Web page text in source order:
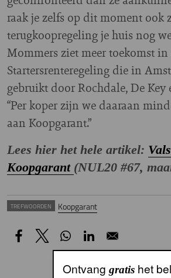
raak je zelfs op dit moment ook
terugkoopregeling je huis nog
Mommers ziet meer toekomst in
Startersrenteregeling die in
gebruikt door Rochdale, De Key
“Per koper zijn we daaraan
aan Koopgarant.”
Lees hier het hele artikel:
Koopgarant (NUL20 #67,
TREFWOORDEN Koopgarant
Ontvang gratishet